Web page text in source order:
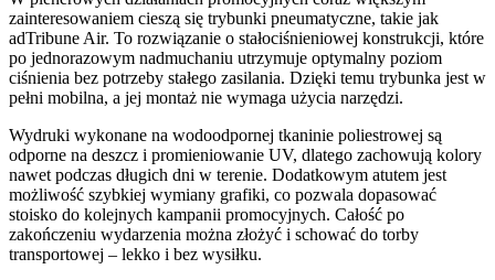
zainteresowaniem cieszą się trybunki pneumatyczne, takie jak
adTribune Air. To rozwiązanie o stałociśnieniowej konstrukcji, które
po jednorazowym nadmuchaniu utrzymuje optymalny poziom
ciśnienia bez potrzeby stałego zasilania. Dzięki temu trybunka jest w
pełni mobilna, a jej montaż nie wymaga użycia narzędzi.
Wydruki wykonane na wodoodpornej tkaninie poliestrowej są
odporne na deszcz i promieniowanie UV, dlatego zachowują kolory
nawet podczas długich dni w terenie. Dodatkowym atutem jest
możliwość szybkiej wymiany grafiki, co pozwala dopasować
stoisko do kolejnych kampanii promocyjnych. Całość po
zakończeniu wydarzenia można złożyć i schować do torby
transportowej – lekko i bez wysiłku.